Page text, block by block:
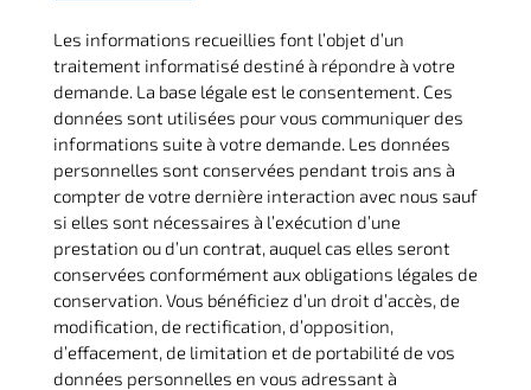
Les informations recueillies font l’objet d’un
traitement informatisé destiné à répondre à votre
demande. La base légale est le consentement. Ces
données sont utilisées pour vous communiquer des
informations suite à votre demande. Les données
personnelles sont conservées pendant trois ans à
compter de votre dernière interaction avec nous sauf
si elles sont nécessaires à l’exécution d’une
prestation ou d’un contrat, auquel cas elles seront
conservées conformément aux obligations légales de
conservation. Vous bénéficiez d’un droit d’accès, de
modification, de rectification, d’opposition,
d’effacement, de limitation et de portabilité de vos
données personnelles en vous adressant à